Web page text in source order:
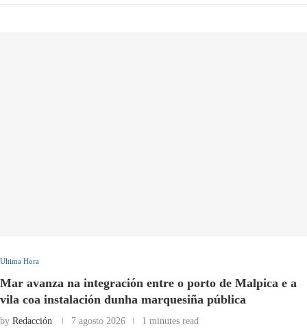
Ultima Hora
Mar avanza na integración entre o porto de Malpica e a
vila coa instalación dunha marquesiña pública
by Redacción 7 agosto 2026 1 minutes read